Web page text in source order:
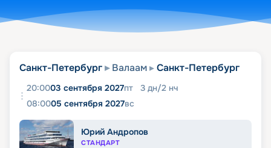
Санкт-Петербург Валаам Санкт-Петербург
20:0003 сентября 2027пт 3 дн/2 нч
08:0005 сентября 2027вс
Юрий Андропов
СТАНДАРТ